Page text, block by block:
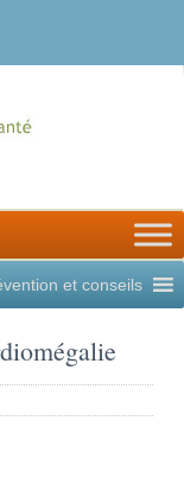
et conseils